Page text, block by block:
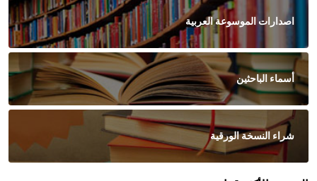
اصدارات الموسوعة العربية
أسماء الباحثين
شراء النسخة الورقية